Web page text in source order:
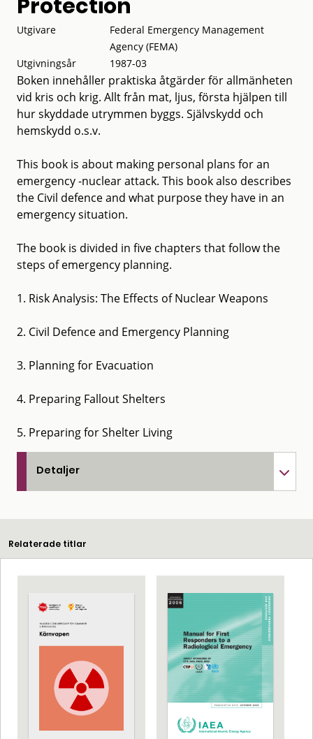
Protection
Utgivare
Federal Emergency Management
Agency (FEMA)
Utgivningsår
1987-03
Boken innehåller praktiska åtgärder för allmänheten
vid kris och krig. Allt från mat, ljus, första hjälpen till
hur skyddade utrymmen byggs. Självskydd och
hemskydd o.s.v.
This book is about making personal plans for an
emergency -nuclear attack. This book also describes
the Civil defence and what purpose they have in an
emergency situation.
The book is divided in five chapters that follow the
steps of emergency planning.
1. Risk Analysis: The Effects of Nuclear Weapons
2. Civil Defence and Emergency Planning
3. Planning for Evacuation
4. Preparing Fallout Shelters
5. Preparing for Shelter Living
Detaljer
Relaterade titlar